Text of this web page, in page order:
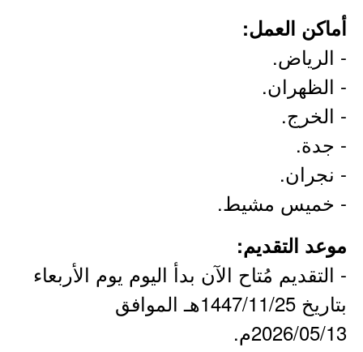
أماكن العمل:
- الرياض.
- الظهران.
- الخرج.
- جدة.
- نجران.
- خميس مشيط.
موعد التقديم:
- التقديم مُتاح الآن بدأ اليوم يوم الأربعاء
بتاريخ 1447/11/25هـ الموافق
2026/05/13م.